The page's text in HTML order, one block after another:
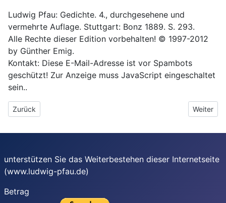
Ludwig Pfau: Gedichte. 4., durchgesehene und
vermehrte Auflage. Stuttgart: Bonz 1889. S. 293.
Alle Rechte dieser Edition vorbehalten! © 1997-2012
by Günther Emig.
Kontakt: Diese E-Mail-Adresse ist vor Spambots
geschützt! Zur Anzeige muss JavaScript eingeschaltet
sein..
Vorheriger Beitrag: Flüchtlingssonette auf das Jahr 1849 XVI
Zurück Nächster
Weiter
unterstützen Sie das Weiterbestehen dieser Internetseite
(www.ludwig-pfau.de)
Betrag